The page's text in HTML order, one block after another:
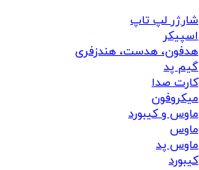
شارژر لپ تاپ
اسپیکر
هدفون، هدست، هندزفری
گیم پد
کارت صدا
میکروفون
ماوس و کیبورد
ماوس
ماوس پد
کیبورد